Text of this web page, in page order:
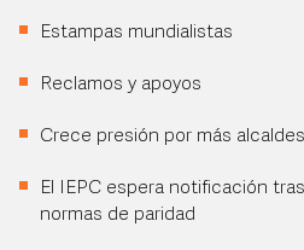
Estampas mundialistas
Reclamos y apoyos
Crece presión por más
El IEPC espera notificación
normas de paridad